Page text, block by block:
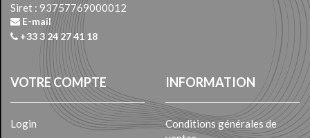
Siret : 93757769000012
E-mail
+33 3 24 27 41 18
VOTRE COMPTE
Login
INFORMATION
Conditions générales de